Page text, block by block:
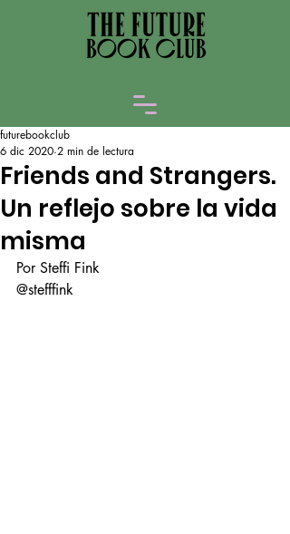
Friends and Strangers.
Un reflejo sobre la vida
misma
futurebookclub
6 dic 2020 2 min de lectura
Por Steffi Fink
@stefffink